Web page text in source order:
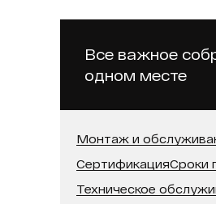
Тип сенсора:
Операционная система:
Оперативная память:
Бренд:
Встроенная память (SSD):
Встроенная камера:
В реестре минпромторга:
Все важное
одном месте
Монтаж и
СертификацияСроки
Техническое